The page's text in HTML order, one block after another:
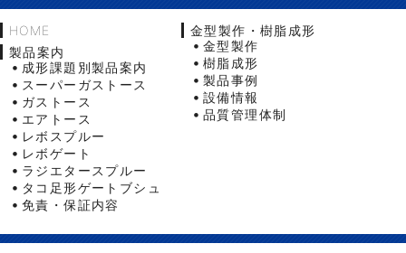
HOME
製品案内
成形課題別製品案内
スーパーガストース
ガストース
エアトース
レボスプルー
レボゲート
ラジエタースプルー
タコ足形ゲートブシュ
免責・保証内容
金型製作・樹脂成形
金型製作
樹脂成形
製品事例
設備情報
品質管理体制